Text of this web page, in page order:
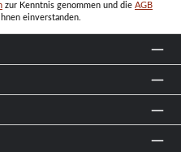
zur Kenntnis genommen und die AGB
einverstanden.